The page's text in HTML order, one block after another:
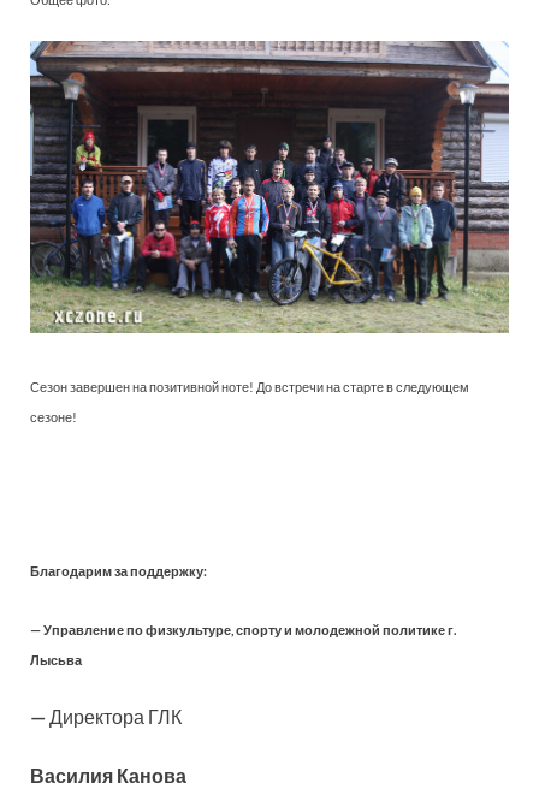
Сезон завершен на позитивной ноте! До встречи на старте в следующем
сезоне!
Благодарим за поддержку:
— Управление по физкультуре, спорту и молодежной политике г.
Лысьва
—Директора ГЛК
Василия Канова